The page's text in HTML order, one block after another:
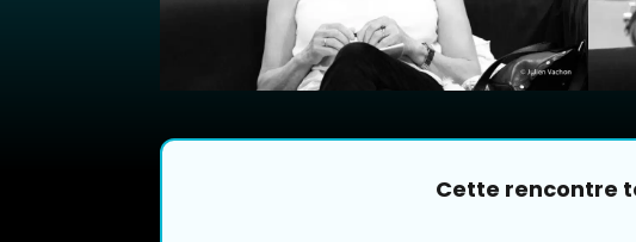
Cette rencontre